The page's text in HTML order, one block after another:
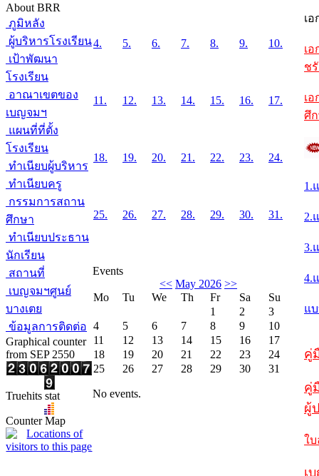
About BRR
ภูมิหลัง
ผู้บริหารโรงเรียน
เป้าพัฒนา
โรงเรียน
อาณาเขตของ
เบญจมฯ
แผนที่ที่ตั้ง
โรงเรียน
ทำเนียบผู้บริหาร
ทำเนียบครู
กรรมการสถาน
ศึกษา
ทำเนียบประธาน
นักเรียน
สถานที่
เบญจมฯศูนย์
บางเตย
ข้อมูลการติดต่อ
Graphical counter
from SEP 2550
Truehits stat
Counter Map
4. 5. 6. 7. 8. 9. 10.
11. 12. 13. 14. 15. 16. 17.
18. 19. 20. 21. 22. 23. 24.
25. 26. 27. 28. 29. 30. 31.
Events
<< May 2026 >>
Mo
Tu We Th Fr Sa
Su
1
2
3
4
5 6 7 8 9
10
11
12 13 14 15 16
17
18
19 20 21 22 23
24
25
26 27 28 29 30 31
No events.
เ
เ
ช
เ
ศึ
1.
2.
3.
4.
แ
คู่
คู่
ผู้
ใ
เ